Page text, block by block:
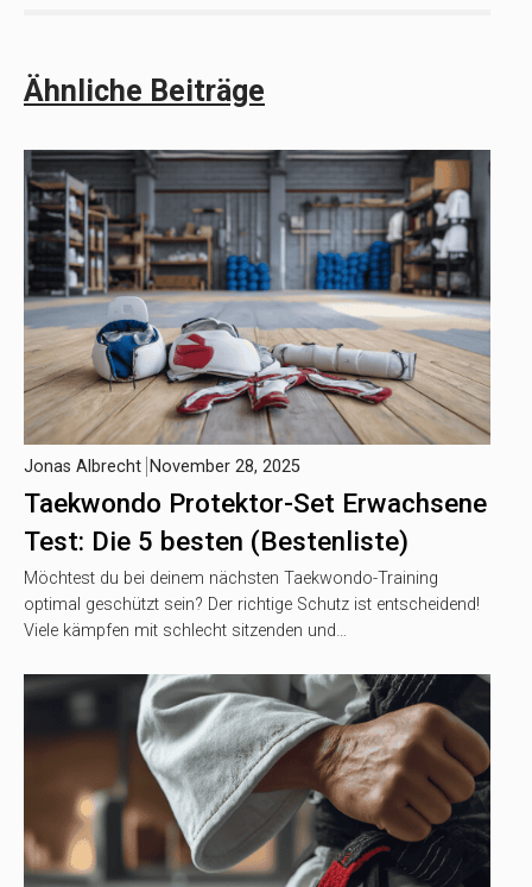
Ähnliche Beiträge
Taekwondo Protektor-Set Erwachsene
Test: Die 5 besten (Bestenliste)
Jonas Albrecht November 28, 2025
Möchtest du bei deinem nächsten Taekwondo-Training
optimal geschützt sein? Der richtige Schutz ist entscheidend!
Viele kämpfen mit schlecht sitzenden und…